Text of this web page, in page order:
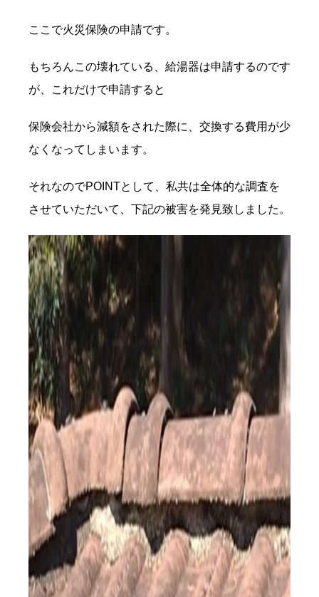
ここで火災保険の申請です。
もちろんこの壊れている、給湯器は申請するのです
が、これだけで申請すると
保険会社から減額をされた際に、交換する費用が少
なくなってしまいます。
それなのでPOINTとして、私共は全体的な調査を
させていただいて、下記の被害を発見致しました。